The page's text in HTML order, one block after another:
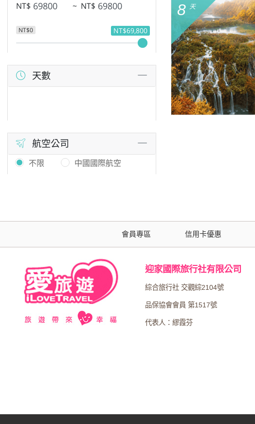
NT$ ~ NT$
NT$0 NT$69,800
天數
航空公司
不限 中國國際航空
8 天
會員專區 信用卡優惠
迎家國際旅行社有限公司
綜合旅行社 交觀綜2104號
品保協會會員 第1517號
代表人：繆霞芬